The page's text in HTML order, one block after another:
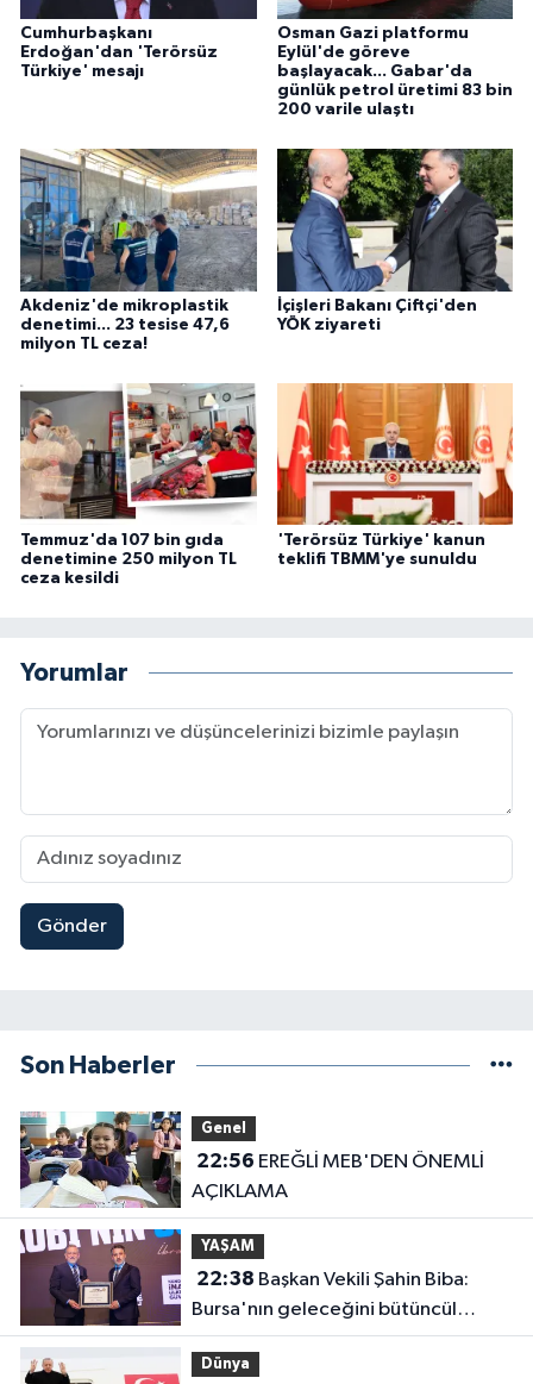
Cumhurbaşkanı
Erdoğan'dan 'Terörsüz
Türkiye' mesajı
Osman Gazi platformu
Eylül'de göreve
başlayacak... Gabar'da
günlük petrol üretimi 83 bin
200 varile ulaştı
Akdeniz'de mikroplastik
denetimi... 23 tesise 47,6
milyon TL ceza!
İçişleri Bakanı Çiftçi'den
YÖK ziyareti
Temmuz'da 107 bin gıda
denetimine 250 milyon TL
ceza kesildi
'Terörsüz Türkiye' kanun
teklifi TBMM'ye sunuldu
Yorumlar
Gönder
Son Haberler
Genel
22:56
AÇIKLAMA
YAŞAM
22:38
Bursa'nın geleceğini bütüncül
anlayışla planlıyoruz
Dünya